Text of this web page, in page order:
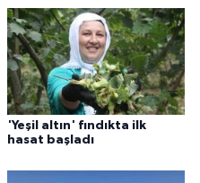
'Yeşil altın' fındıkta ilk
hasat başladı